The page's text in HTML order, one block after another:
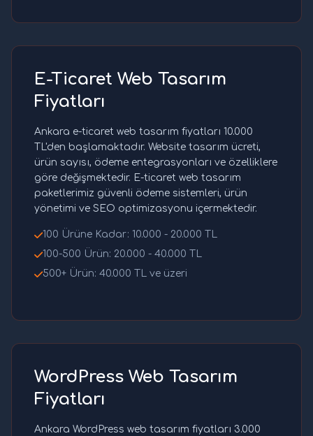
E-Ticaret Web Tasarım
Fiyatları
Ankara e-ticaret web tasarım fiyatları 10.000
TL'den başlamaktadır. Website tasarım ücreti,
ürün sayısı, ödeme entegrasyonları ve özelliklere
göre değişmektedir. E-ticaret web tasarım
paketlerimiz güvenli ödeme sistemleri, ürün
yönetimi ve SEO optimizasyonu içermektedir.
100 Ürüne Kadar: 10.000 - 20.000 TL
100-500 Ürün: 20.000 - 40.000 TL
500+ Ürün: 40.000 TL ve üzeri
WordPress Web Tasarım
Fiyatları
Ankara WordPress web tasarım fiyatları 3.000